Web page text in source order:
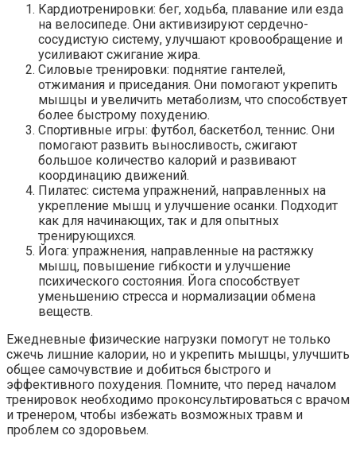
Кардиотренировки: бег, ходьба, плавание или езда
на велосипеде. Они активизируют сердечно-
сосудистую систему, улучшают кровообращение и
усиливают сжигание жира.
Силовые тренировки: поднятие гантелей,
отжимания и приседания. Они помогают укрепить
мышцы и увеличить метаболизм, что способствует
более быстрому похудению.
Спортивные игры: футбол, баскетбол, теннис. Они
помогают развить выносливость, сжигают
большое количество калорий и развивают
координацию движений.
Пилатес: система упражнений, направленных на
укрепление мышц и улучшение осанки. Подходит
как для начинающих, так и для опытных
тренирующихся.
Йога: упражнения, направленные на растяжку
мышц, повышение гибкости и улучшение
психического состояния. Йога способствует
уменьшению стресса и нормализации обмена
веществ.
Ежедневные физические нагрузки помогут не только
сжечь лишние калории, но и укрепить мышцы, улучшить
общее самочувствие и добиться быстрого и
эффективного похудения. Помните, что перед началом
тренировок необходимо проконсультироваться с врачом
и тренером, чтобы избежать возможных травм и
проблем со здоровьем.